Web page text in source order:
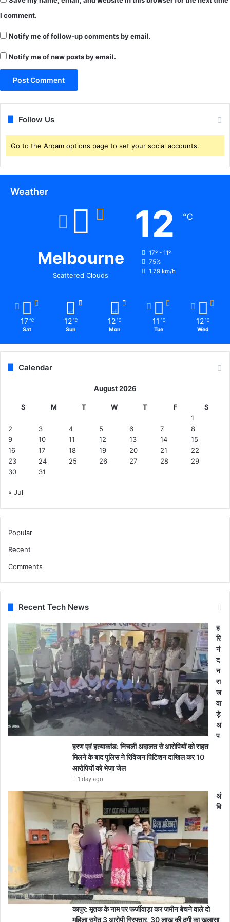
I comment.
Notify me of follow-up comments by email.
Notify me of new posts by email.
Follow Us
Go to the Arqam options page to set your social accounts.
Weather
Melbourne
Scattered Clouds
12 ℃
17º - 11º
75%
1.79 km/h
17 ℃
Sat
12 ℃
Sun
12 ℃
Mon
11 ℃
Tue
12 ℃
Wed
Calendar
August 2026
S M T W T F
S
1
2
3 4 5 6 7
8
9
10 11 12 13 14
15
16
17 18 19 20 21
22
23
24 25 26 27 28
29
30
31
« Jul
Popular
Recent
Comments
Recent Tech News
ह
रि
नं
द
न
रा
ज
वा
ड़े
अ
प
हरण एवं हत्याकांड: निचली अदालत से आरोपियों को राहत
मिलने के बाद पुलिस ने रिविजन पिटिशन दाखिल कर 10
आरोपियों को भेजा जेल
1 day ago
अं
बि
कापुर: मृतक के नाम पर फर्जीवाड़ा कर जमीन बेचने वाले दो
महिला समेत 3 आरोपी गिरफ्तार, 30 लाख की ठगी का खुलासा